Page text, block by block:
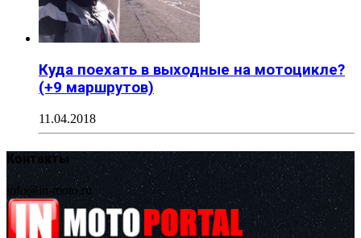
Куда поехать в выходные на мотоцикле?
(+9 маршрутов)
11.04.2018
Контакты
info@in-moto.ru